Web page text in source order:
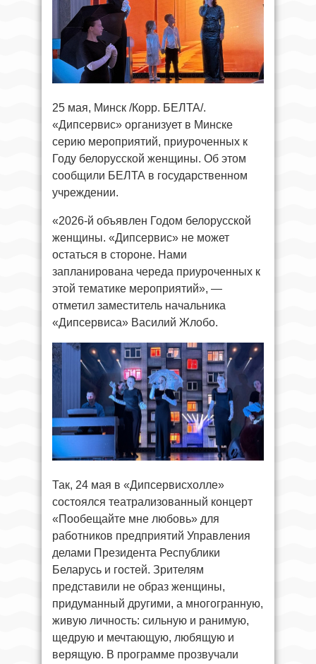
25 мая, Минск /Корр. БЕЛТА/.
«Дипсервис» организует в Минске
серию мероприятий, приуроченных к
Году белорусской женщины. Об этом
сообщили БЕЛТА в государственном
учреждении.
«2026-й объявлен Годом белорусской
женщины. «Дипсервис» не может
остаться в стороне. Нами
запланирована череда приуроченных к
этой тематике мероприятий», —
отметил заместитель начальника
«Дипсервиса» Василий Жлобо.
Так, 24 мая в «Дипсервисхолле»
состоялся театрализованный концерт
«Пообещайте мне любовь» для
работников предприятий Управления
делами Президента Республики
Беларусь и гостей. Зрителям
представили не образ женщины,
придуманный другими, а многогранную,
живую личность: сильную и ранимую,
щедрую и мечтающую, любящую и
верящую. В программе прозвучали